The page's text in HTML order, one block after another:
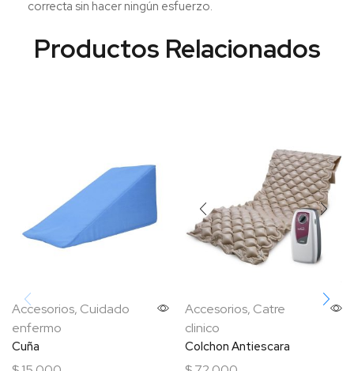
correcta sin hacer ningún esfuerzo.
Accesorios, Cuidado
enfermo
Cuña
Accesorios, Catre
clinico
Colchon Antiescara